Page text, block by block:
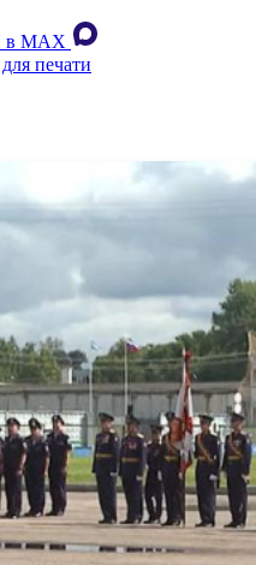
в MAХ
печати